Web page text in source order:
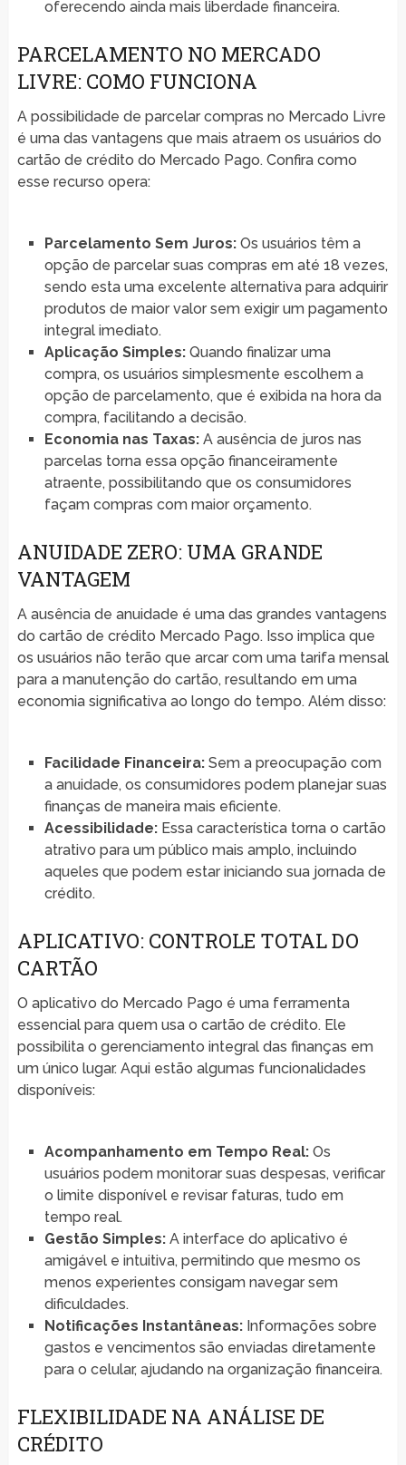
oferecendo ainda mais liberdade financeira.
PARCELAMENTO NO MERCADO
LIVRE: COMO FUNCIONA
A possibilidade de parcelar compras no Mercado Livre
é uma das vantagens que mais atraem os usuários do
cartão de crédito do Mercado Pago. Confira como
esse recurso opera:
Parcelamento Sem Juros:Os usuários têm a
opção de parcelar suas compras em até 18 vezes,
sendo esta uma excelente alternativa para adquirir
produtos de maior valor sem exigir um pagamento
integral imediato.
Aplicação Simples:Quando finalizar uma
compra, os usuários simplesmente escolhem a
opção de parcelamento, que é exibida na hora da
compra, facilitando a decisão.
Economia nas Taxas:A ausência de juros nas
parcelas torna essa opção financeiramente
atraente, possibilitando que os consumidores
façam compras com maior orçamento.
ANUIDADE ZERO: UMA GRANDE
VANTAGEM
A ausência de anuidade é uma das grandes vantagens
do cartão de crédito Mercado Pago. Isso implica que
os usuários não terão que arcar com uma tarifa mensal
para a manutenção do cartão, resultando em uma
economia significativa ao longo do tempo. Além disso:
Facilidade Financeira:Sem a preocupação com
a anuidade, os consumidores podem planejar suas
finanças de maneira mais eficiente.
Acessibilidade:Essa característica torna o cartão
atrativo para um público mais amplo, incluindo
aqueles que podem estar iniciando sua jornada de
crédito.
APLICATIVO: CONTROLE TOTAL DO
CARTÃO
O aplicativo do Mercado Pago é uma ferramenta
essencial para quem usa o cartão de crédito. Ele
possibilita o gerenciamento integral das finanças em
um único lugar. Aqui estão algumas funcionalidades
disponíveis:
Acompanhamento em Tempo Real:Os
usuários podem monitorar suas despesas, verificar
o limite disponível e revisar faturas, tudo em
tempo real.
Gestão Simples:A interface do aplicativo é
amigável e intuitiva, permitindo que mesmo os
menos experientes consigam navegar sem
dificuldades.
Notificações Instantâneas:Informações sobre
gastos e vencimentos são enviadas diretamente
para o celular, ajudando na organização financeira.
FLEXIBILIDADE NA ANÁLISE DE
CRÉDITO